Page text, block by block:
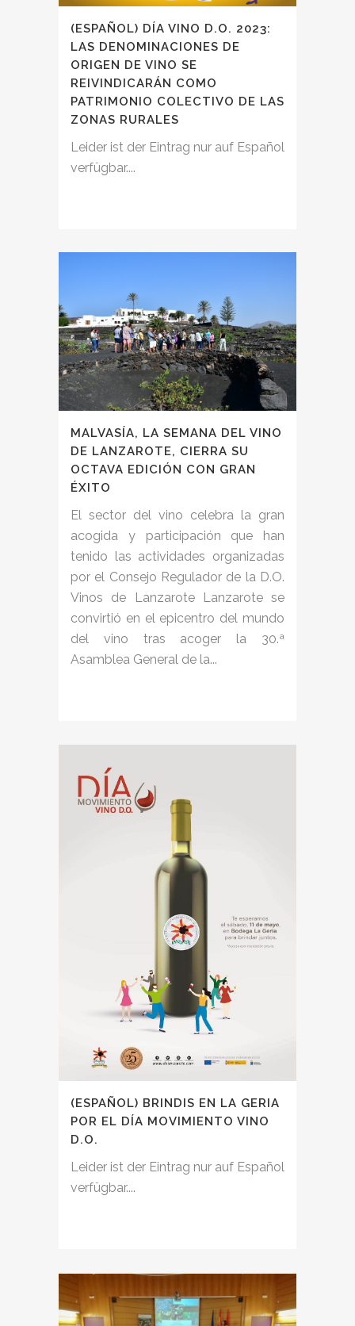
(ESPAÑOL) DÍA VINO D.O. 2023:
LAS DENOMINACIONES DE
ORIGEN DE VINO SE
REIVINDICARÁN COMO
PATRIMONIO COLECTIVO DE LAS
ZONAS RURALES
Leider ist der Eintrag nur auf Español
verfügbar....
MALVASÍA, LA SEMANA DEL VINO
DE LANZAROTE, CIERRA SU
OCTAVA EDICIÓN CON GRAN
ÉXITO
El sector del vino celebra la gran
acogida y participación que han
tenido las actividades organizadas
por el Consejo Regulador de la D.O.
Vinos de Lanzarote Lanzarote se
convirtió en el epicentro del mundo
del vino tras acoger la 30.ª
Asamblea General de la...
(ESPAÑOL) BRINDIS EN LA GERIA
POR EL DÍA MOVIMIENTO VINO
D.O.
Leider ist der Eintrag nur auf Español
verfügbar....